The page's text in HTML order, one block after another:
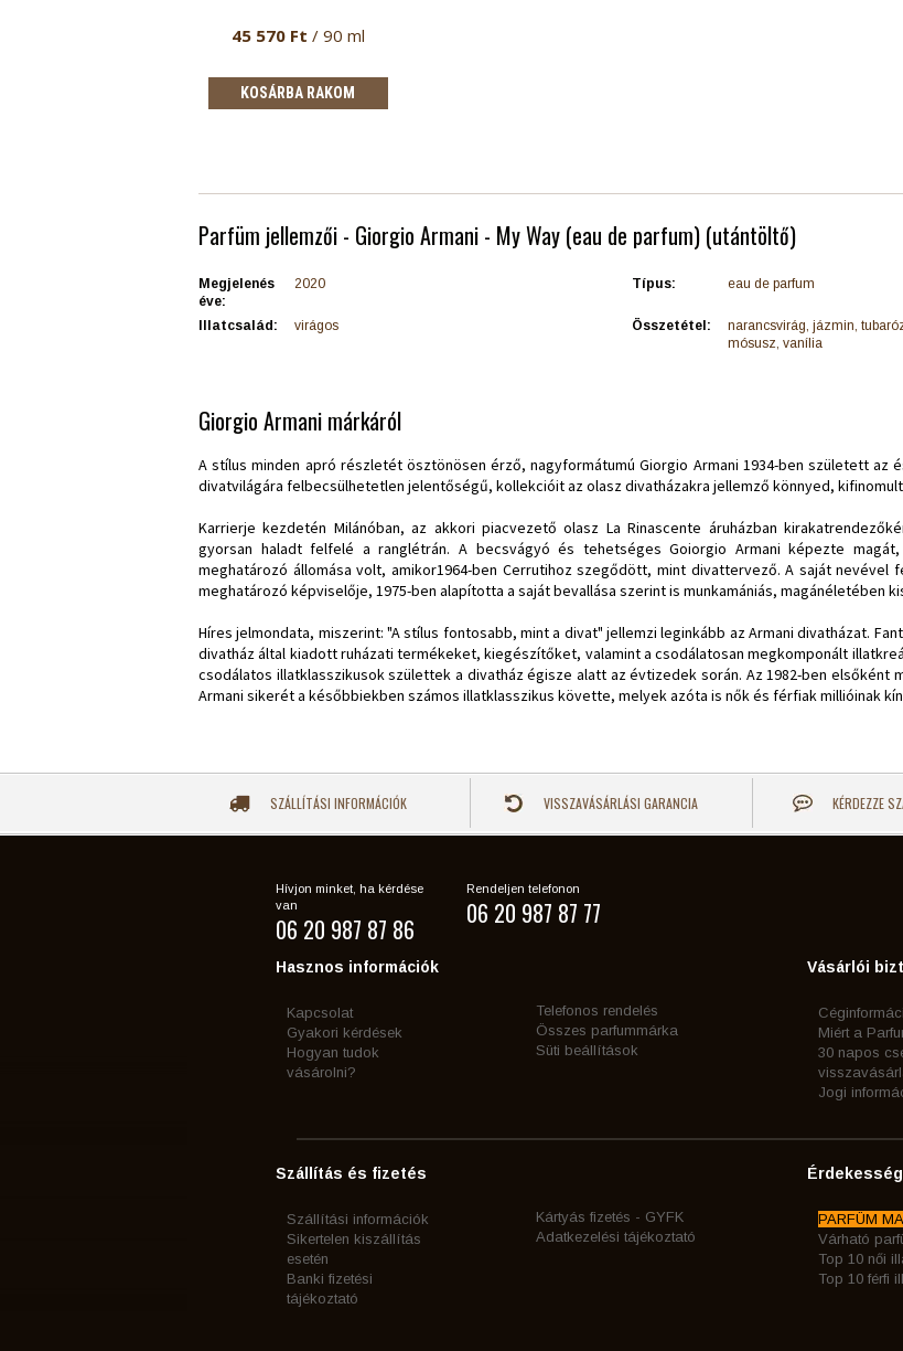
45 570 Ft / 90 ml
KOSÁRBA RAKOM
Parfüm jellemzői - Giorgio Armani - My Way (eau de parfum) (utántöltő)
Megjelenés
éve:
2020 Típus: eau de parfum
Illatcsalád: virágos Összetétel:
narancsvirág, jázmin,
mósusz, vanília
Giorgio Armani márkáról
A stílus minden apró részletét ösztönösen érző, nagyformátumú Giorgio Armani 1934-ben született az
divatvilágára felbecsülhetetlen jelentőségű, kollekcióit az olasz divatházakra jellemző könnyed,
Karrierje kezdetén Milánóban, az akkori piacvezető olasz La Rinascente áruházban
gyorsan haladt felfelé a ranglétrán. A becsvágyó és tehetséges Goiorgio Armani képezte
meghatározó állomása volt, amikor1964-ben Cerrutihoz szegődött, mint divattervező. A saját nevével
meghatározó képviselője, 1975-ben alapította a saját bevallása szerint is munkamániás, magánéletében
Híres jelmondata, miszerint: "A stílus fontosabb, mint a divat" jellemzi leginkább az Armani divatházat.
divatház által kiadott ruházati termékeket, kiegészítőket, valamint a csodálatosan megkomponált
csodálatos illatklasszikusok születtek a divatház égisze alatt az évtizedek során. Az 1982-ben
Armani sikerét a későbbiekben számos illatklasszikus követte, melyek azóta is nők és férfiak millióinak
SZÁLLÍTÁSI INFORMÁCIÓK VISSZAVÁSÁRLÁSI GARANCIA KÉRDEZZE
Hívjon minket, ha kérdése
van
06 20 987 87 86
Rendeljen telefonon
06 20 987 87 77
Hasznos információk
Kapcsolat
Gyakori kérdések
Hogyan tudok
vásárolni?
Telefonos rendelés
Összes parfummárka
Süti beállítások
Vásárlói
Miért a
30 napos
Jogi
Szállítás és fizetés
Szállítási információk
Sikertelen kiszállítás
esetén
Banki fizetési
tájékoztató
Kártyás fizetés - GYFK
Adatkezelési tájékoztató
PARFÜM
Várható
Top 10 női
Top 10 férfi